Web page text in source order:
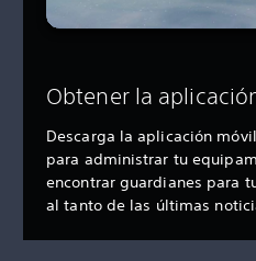
Obtener la
Descarga la aplicación
para administrar tu
encontrar guardianes para
al tanto de las últimas